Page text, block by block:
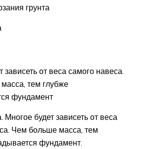
грунта
зависеть от веса самого навеса.
тем глубже
фундамент
Многое будет зависеть от веса
Чем больше масса, тем
фундамент.